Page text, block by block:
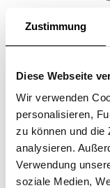
Zustimmung
Diese Webseite
Wir verwenden
personalisieren,
zu können und die
analysieren.
Verwendung
soziale Medien,
Zu